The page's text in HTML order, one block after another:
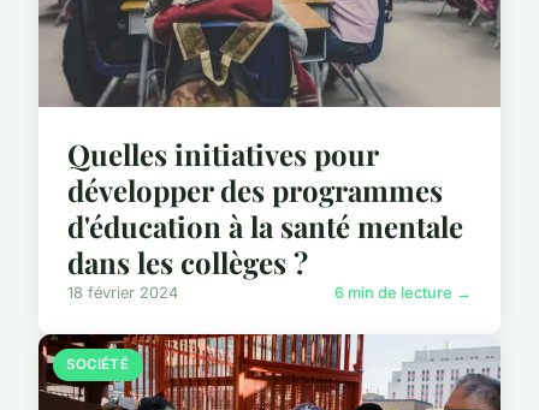
Quelles initiatives pour
développer des programmes
d'éducation à la santé mentale
dans les collèges ?
18 février 2024 6 min de lecture →
SOCIÉTÉ